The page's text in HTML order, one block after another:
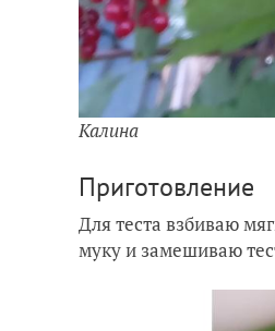
Калина
Приготовление
Для теста взбиваю
муку и замешиваю